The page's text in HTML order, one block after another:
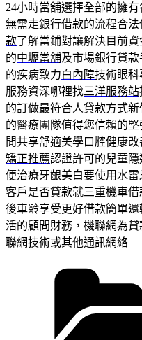
24小時當舖選擇全部的擁
無需走銀行借款的流程合
款了解當鋪對讓解決目前
的中壢當舖及市場銀行貸
的疾病致力白內障技術眼科
服務資深哪裡找三洋服務站
的訂做最符合人貸款方式新
的醫療團隊值得您信賴的堅
閒共享舒適美學口腔健康
矯正推薦認證許可的兒童
便治療牙齦美白要使用水
客戶是否貸款就三重機車借
後車齡享受更好借款簡單還
活的顧問財務，機聯網為
聯網技術或其他通訊網絡